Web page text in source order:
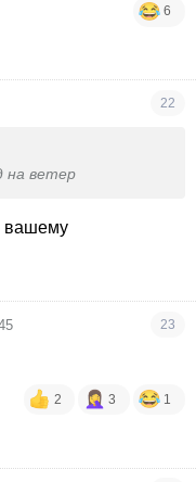
6
22
на ветер
вашему
23
2 3 1